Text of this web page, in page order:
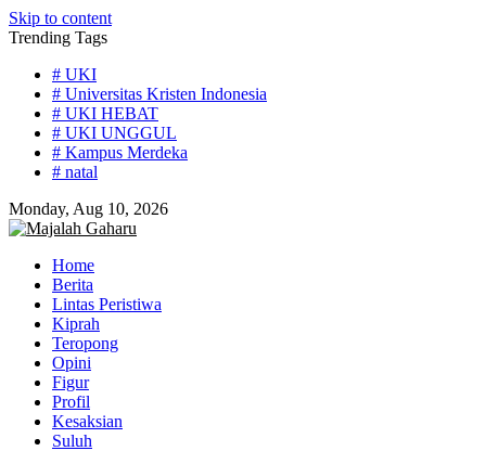
Skip to content
Trending Tags
# UKI
# Universitas Kristen Indonesia
# UKI HEBAT
# UKI UNGGUL
# Kampus Merdeka
# natal
Monday, Aug 10, 2026
Home
Berita
Lintas Peristiwa
Kiprah
Teropong
Opini
Figur
Profil
Kesaksian
Suluh